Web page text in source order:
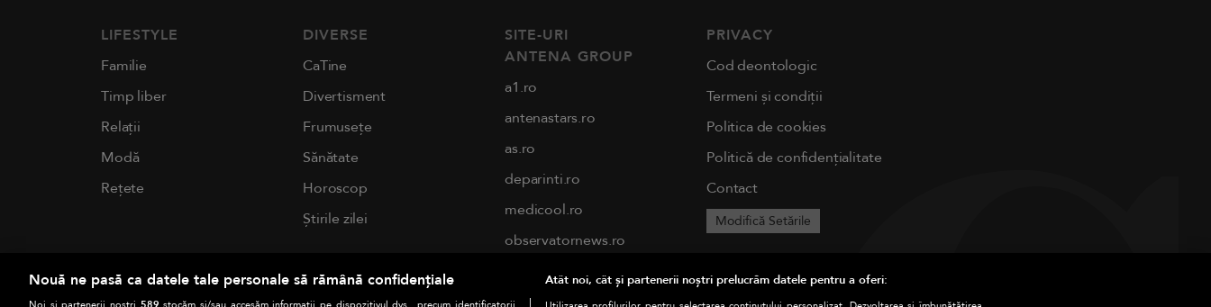
LIFESTYLE
Familie
Timp liber
Relații
Modă
Rețete
DIVERSE
CaTine
Divertisment
Frumusețe
Sănătate
Horoscop
Știrile zilei
SITE-URI
ANTENA GROUP
a1.ro
antenastars.ro
as.ro
deparinti.ro
medicool.ro
observatornews.ro
spynews.ro
tvhappy.ro
PRIVACY
Cod deontologic
Termeni și condiții
Politica de cookies
Politică de confidențialitate
Contact
Modifică Setările
Nouă ne pasă ca datele tale personale să rămână confidențiale Atât noi, cât și partenerii noștri prelucrăm datele pentru a oferi: